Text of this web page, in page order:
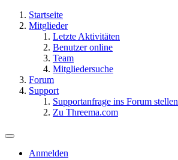
Startseite
Mitglieder
Letzte Aktivitäten
Benutzer online
Team
Mitgliedersuche
Forum
Support
Supportanfrage ins Forum stellen
Zu Threema.com
Anmelden